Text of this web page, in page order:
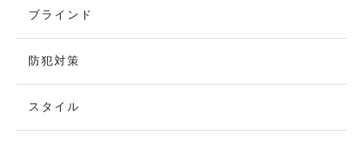
ブラインド
防犯対策
スタイル